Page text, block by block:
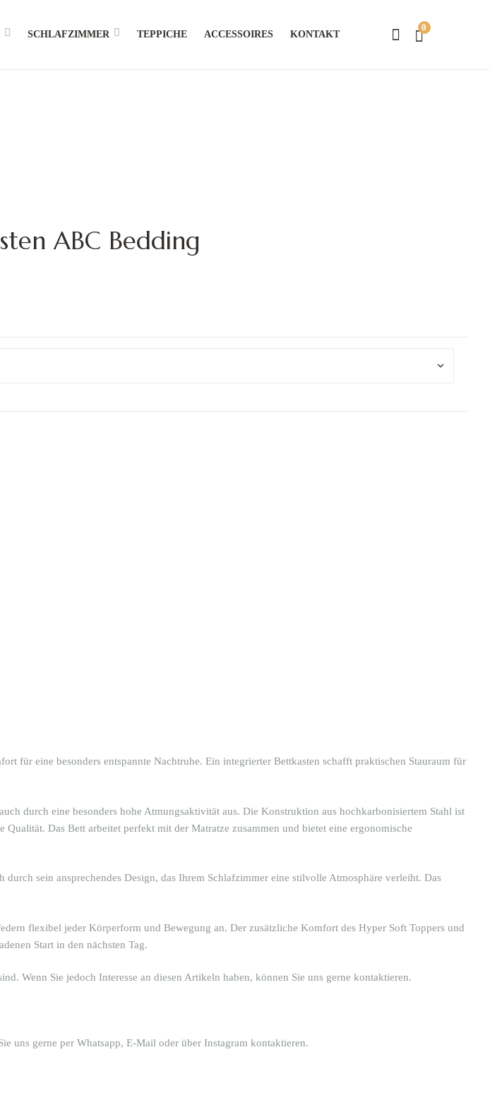
SCHLAFZIMMER TEPPICHE ACCESSOIRES KONTAKT
0
ABC Bedding
für eine besonders entspannte Nachtruhe. Ein integrierter Bettkasten schafft praktischen Stauraum für
durch eine besonders hohe Atmungsaktivität aus. Die Konstruktion aus hochkarbonisiertem Stahl ist
Das Bett arbeitet perfekt mit der Matratze zusammen und bietet eine ergonomische
sein ansprechendes Design, das Ihrem Schlafzimmer eine stilvolle Atmosphäre verleiht. Das
flexibel jeder Körperform und Bewegung an. Der zusätzliche Komfort des Hyper Soft Toppers und
Start in den nächsten Tag.
Wenn Sie jedoch Interesse an diesen Artikeln haben, können Sie uns gerne kontaktieren.
uns gerne per Whatsapp, E-Mail oder über Instagram kontaktieren.